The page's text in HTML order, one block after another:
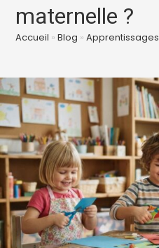
maternelle ?
Accueil »Blog »Apprentissages